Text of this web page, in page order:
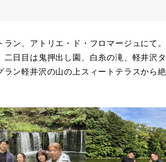
ン、アトリエ・ド・フロマージュにて
日目は鬼押出し園、白糸の滝、軽井沢
ン軽井沢の山の上スィートテラスから